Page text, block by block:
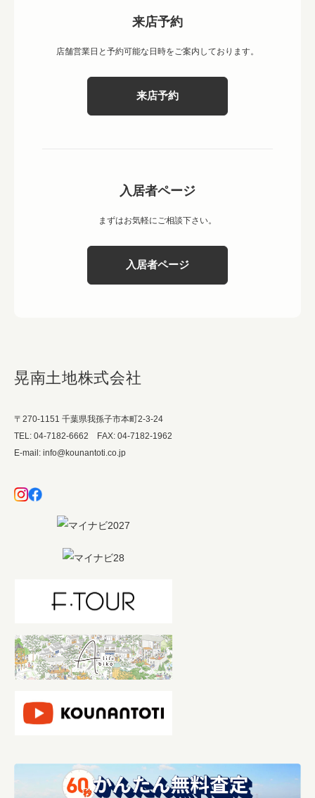
来店予約
店舗営業日と予約可能な日時をご案内しております。
来店予約
入居者ページ
まずはお気軽にご相談下さい。
入居者ページ
晃南土地株式会社
〒270-1151 千葉県我孫子市本町2-3-24
TEL: 04-7182-6662 FAX: 04-7182-1962
E-mail: info@kounantoti.co.jp